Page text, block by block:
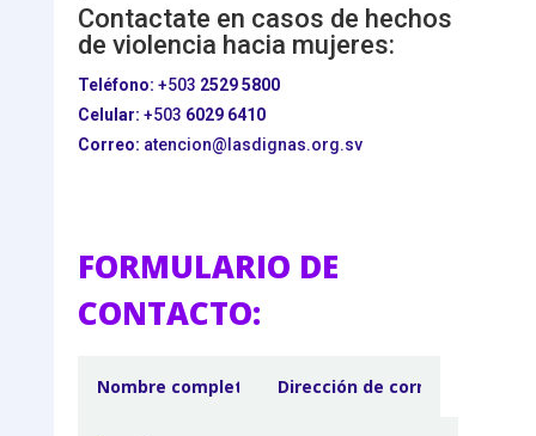
Contactate en casos de hechos
de violencia hacia mujeres:
Teléfono: +503 2529 5800
Celular: +503 6029 6410
Correo: atencion@lasdignas.org.sv
FORMULARIO DE
CONTACTO: